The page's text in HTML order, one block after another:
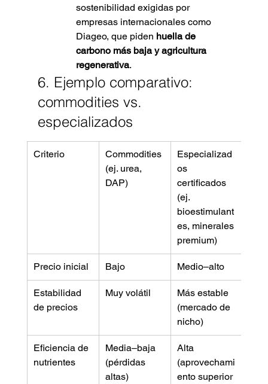
sostenibilidad exigidas por
empresas internacionales como
Diageo, que piden huella de
carbono más baja y agricultura
regenerativa.
6. Ejemplo comparativo:
commodities vs.
especializados
Criterio
Commodities
(ej. urea,
DAP)
Especializad
os
certificados
(ej.
bioestimulant
es, minerales
premium)
Precio inicial Bajo Medio–alto
Estabilidad
de precios
Muy volátil
Más estable
(mercado de
nicho)
Eficiencia de
nutrientes
Media–baja
(pérdidas
altas)
Alta
(aprovechami
ento superior